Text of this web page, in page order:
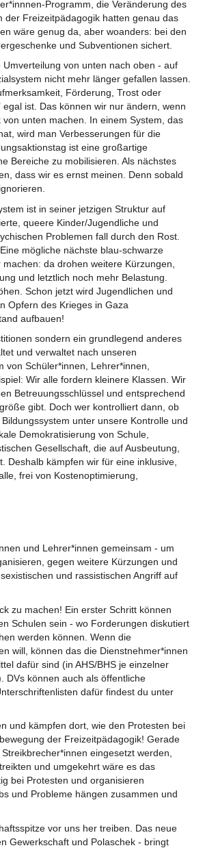
Programm, die Veränderung des
der Freizeitpädagogik hatten genau das
wäre genug da, aber woanders: bei den
und Subventionen sichert.
von unten nach oben - auf
nicht mehr länger gefallen lassen.
Förderung, Trost oder
ist. Das können wir nur ändern, wenn
unten machen. In einem System, das
wird man Verbesserungen für die
ist eine großartige
Bereiche zu mobilisieren. Als nächstes
dass wir es ernst meinen. Denn sobald
ist in seiner jetzigen Struktur auf
queere Kinder/Jugendliche und
Problemen fall durch den Rost.
mögliche nächste blau-schwarze
da drohen weitere Kürzungen,
und letztlich noch mehr Belastung.
Schon jetzt wird Jugendlichen und
Opfern des Krieges in Gaza
aufbauen!
sondern ein grundlegend anderes
und verwaltet nach unseren
von Schüler*innen, Lehrer*innen,
Wir alle fordern kleinere Klassen. Wir
Betreuungsschlüssel und entsprechend
gibt. Doch wer kontrolliert dann, ob
unter unsere Kontrolle und
Demokratisierung von Schule,
Gesellschaft, die auf Ausbeutung,
Deshalb kämpfen wir für eine inklusive,
frei von Kostenoptimierung,
und Lehrer*innen gemeinsam - um
gegen weitere Kürzungen und
und rassistischen Angriff auf
zu machen! Ein erster Schritt können
Schulen sein - wo Forderungen diskutiert
werden können. Wenn die
will, können das die Dienstnehmer*innen
dafür sind (in AHS/BHS je einzelner
DVs können auch als öffentliche
dafür findest du unter
und kämpfen dort, wie den Protesten bei
der Freizeitpädagogik! Gerade
eingesetzt werden,
und umgekehrt wäre es das
bei Protesten und organisieren
und Probleme hängen zusammen und
vor uns her treiben. Das neue
Gewerkschaft und Polaschek - bringt